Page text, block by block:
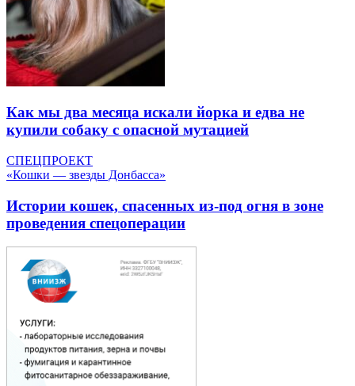
Как мы два месяца искали йорка и едва не
купили собаку с опасной мутацией
СПЕЦПРОЕКТ
«Кошки — звезды Донбасса»
Истории кошек, спасенных из-под огня в зоне
проведения спецоперации